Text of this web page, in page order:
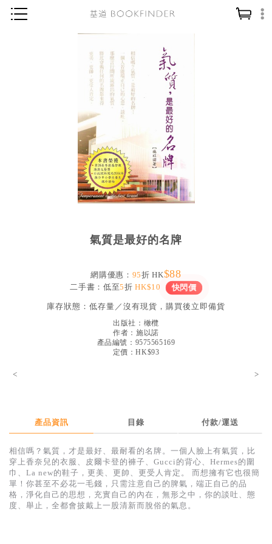
讀經／研經
教會歷史
靈修／禱告
信徒生活
教會事工
社會／倫理
見證／傳記
文藝／勵志
得獎作品推介
暢銷榜
中文二手書
英文二手書
精選英文書
氣質是最好的名牌
網購優惠： 95折 HK$88
二手書：低至5折HK$10 快閃價
庫存狀態： 低存量／沒有現貨，購買後立即備貨
出版社： 橄欖
作者： 施以諾
產品編號：9575565169
定價：HK$93
< >
產品資訊 目錄 付款/運送
相信嗎？氣質，才是最好、最耐看的名牌。一個人臉上有氣質，比
穿上香奈兒的衣服、皮爾卡登的褲子、Gucci的背心、Hermes的圍
巾、La new的鞋子，更美、更帥、更受人肯定。 而想擁有它也很簡
單！你甚至不必花一毛錢，只需注意自己的脾氣，端正自己的品
格，淨化自己的思想，充實自己的內在，無形之中，你的談吐、態
度、舉止，全都會披戴上一股清新而脫俗的氣息。